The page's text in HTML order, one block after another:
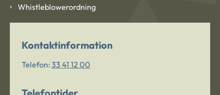
Whistleblowerordning
Kontaktinformation
Telefon: 33 41 12 00